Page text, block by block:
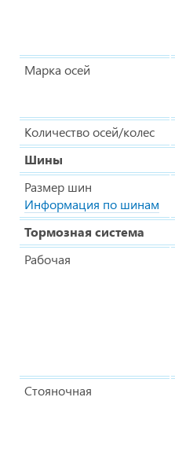
Марка осей
Количество осей/колес
Шины
Размер шин
Информация по шинам
Тормозная система
Рабочая
Стояночная